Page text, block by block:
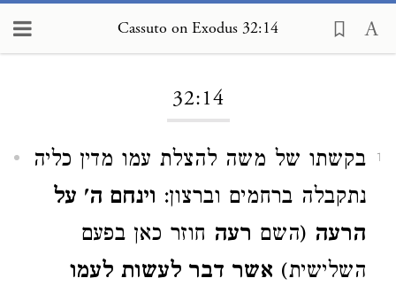
Cassuto on Exodus 32:14
32:14
1
בקשתו של משה להצלת עמו מדין כליה
נתקבלה ברחמים וברצון: וינחם ה' על
הרעה (השם רעה חוזר כאן בפעם
השלישית) אשר דבר לעשות לעמו